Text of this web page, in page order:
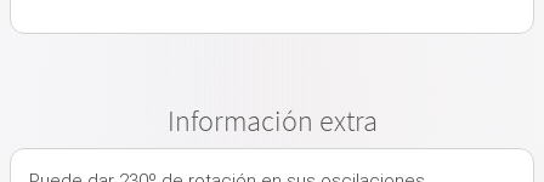
Información extra